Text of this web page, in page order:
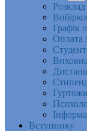
Розклад
Графік
Оплата
Вступнику